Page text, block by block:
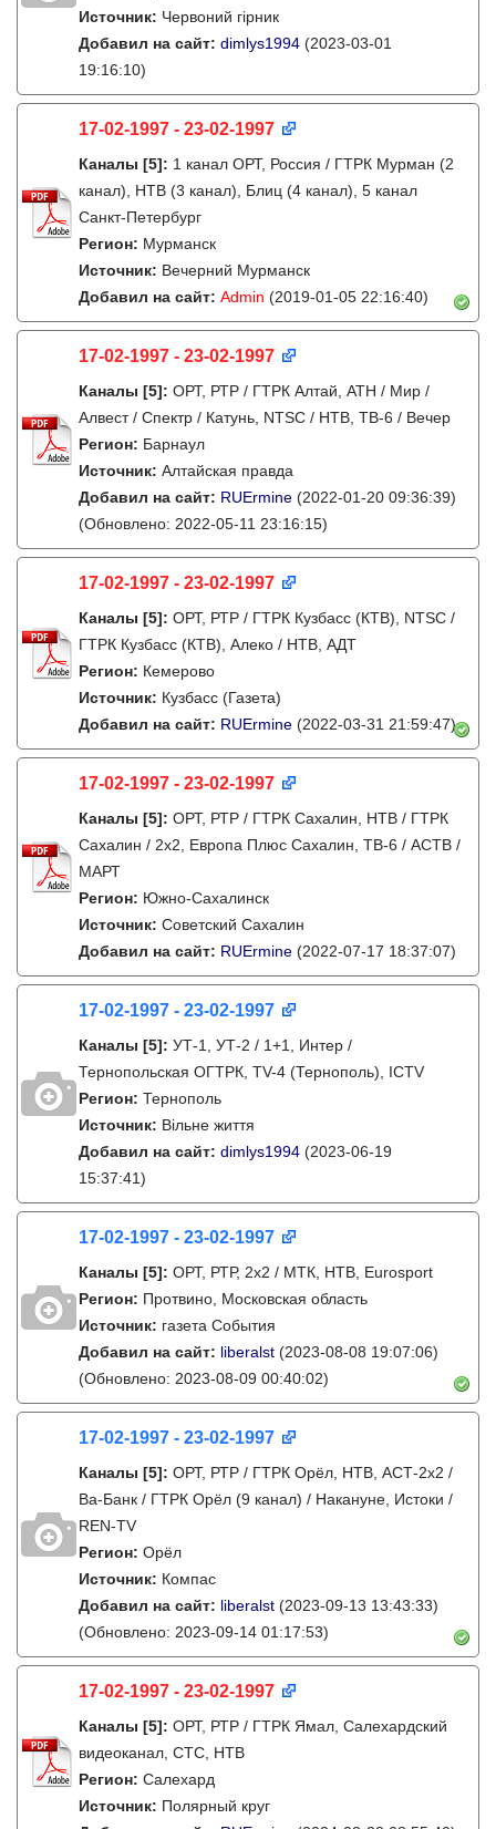
Источник: Червоний гірник
Добавил на сайт: dimlys1994 (2023-03-01
19:16:10)
17-02-1997 - 23-02-1997
Каналы [5]: 1 канал ОРТ, Россия / ГТРК Мурман (2
канал), НТВ (3 канал), Блиц (4 канал), 5 канал
Санкт-Петербург
Регион: Мурманск
Источник: Вечерний Мурманск
Добавил на сайт: Admin (2019-01-05 22:16:40)
17-02-1997 - 23-02-1997
Каналы [5]: ОРТ, РТР / ГТРК Алтай, АТН / Мир /
Алвест / Спектр / Катунь, NTSC / НТВ, ТВ-6 / Вечер
Регион: Барнаул
Источник: Алтайская правда
Добавил на сайт: RUErmine (2022-01-20 09:36:39)
(Обновлено: 2022-05-11 23:16:15)
17-02-1997 - 23-02-1997
Каналы [5]: ОРТ, РТР / ГТРК Кузбасс (КТВ), NTSC /
ГТРК Кузбасс (КТВ), Алеко / НТВ, АДТ
Регион: Кемерово
Источник: Кузбасс (Газета)
Добавил на сайт: RUErmine (2022-03-31 21:59:47)
17-02-1997 - 23-02-1997
Каналы [5]: ОРТ, РТР / ГТРК Сахалин, НТВ / ГТРК
Сахалин / 2х2, Европа Плюс Сахалин, ТВ-6 / АСТВ /
МАРТ
Регион: Южно-Сахалинск
Источник: Советский Сахалин
Добавил на сайт: RUErmine (2022-07-17 18:37:07)
17-02-1997 - 23-02-1997
Каналы [5]: УТ-1, УТ-2 / 1+1, Интер /
Тернопольская ОГТРК, TV-4 (Тернополь), ICTV
Регион: Тернополь
Источник: Вільне життя
Добавил на сайт: dimlys1994 (2023-06-19
15:37:41)
17-02-1997 - 23-02-1997
Каналы [5]: ОРТ, РТР, 2x2 / МТК, НТВ, Eurosport
Регион: Протвино, Московская область
Источник: газета События
Добавил на сайт: liberalst (2023-08-08 19:07:06)
(Обновлено: 2023-08-09 00:40:02)
17-02-1997 - 23-02-1997
Каналы [5]: ОРТ, РТР / ГТРК Орёл, НТВ, АСТ-2х2 /
Ва-Банк / ГТРК Орёл (9 канал) / Накануне, Истоки /
REN-TV
Регион: Орёл
Источник: Компас
Добавил на сайт: liberalst (2023-09-13 13:43:33)
(Обновлено: 2023-09-14 01:17:53)
17-02-1997 - 23-02-1997
Каналы [5]: ОРТ, РТР / ГТРК Ямал, Салехардский
видеоканал, СТС, НТВ
Регион: Салехард
Источник: Полярный круг